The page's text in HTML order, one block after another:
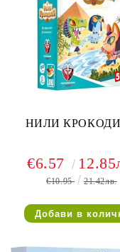
НИЛИ
€6.57
€10.95 21.42лв.